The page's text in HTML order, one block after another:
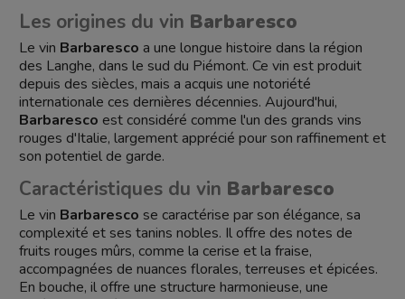
Les origines du vin Barbaresco
Le vin Barbaresco a une longue histoire dans la région
des Langhe, dans le sud du Piémont. Ce vin est produit
depuis des siècles, mais a acquis une notoriété
internationale ces dernières décennies. Aujourd'hui,
Barbaresco est considéré comme l'un des grands vins
rouges d'Italie, largement apprécié pour son raffinement et
son potentiel de garde.
Caractéristiques du vin Barbaresco
Le vin Barbaresco se caractérise par son élégance, sa
complexité et ses tanins nobles. Il offre des notes de
fruits rouges mûrs, comme la cerise et la fraise,
accompagnées de nuances florales, terreuses et épicées.
En bouche, il offre une structure harmonieuse, une